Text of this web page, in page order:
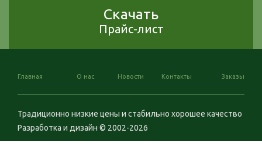
Скачать
Прайс-лист
Главная О нас Новости Контакты Заказы
Традиционно низкие цены и стабильно хорошее качество
Разработка и дизайн © 2002-2026